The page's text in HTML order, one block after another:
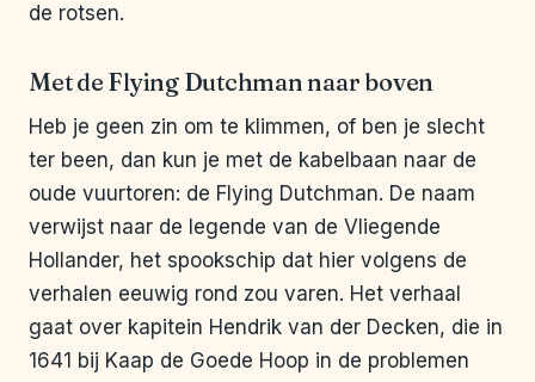
de rotsen.
Met de Flying Dutchman naar boven
Heb je geen zin om te klimmen, of ben je slecht
ter been, dan kun je met de kabelbaan naar de
oude vuurtoren: de Flying Dutchman. De naam
verwijst naar de legende van de Vliegende
Hollander, het spookschip dat hier volgens de
verhalen eeuwig rond zou varen. Het verhaal
gaat over kapitein Hendrik van der Decken, die in
1641 bij Kaap de Goede Hoop in de problemen